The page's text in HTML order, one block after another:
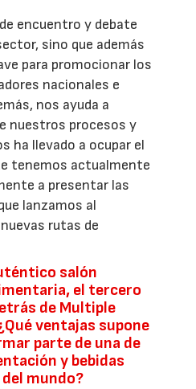
encuentro y debate
sino que además
para promocionar los
nacionales e
nos ayuda a
nuestros procesos y
ha llevado a ocupar el
tenemos actualmente
a presentar las
lanzamos al
rutas de
salón
el tercero
de Multiple
ventajas supone
parte de una de
y bebidas
mundo?